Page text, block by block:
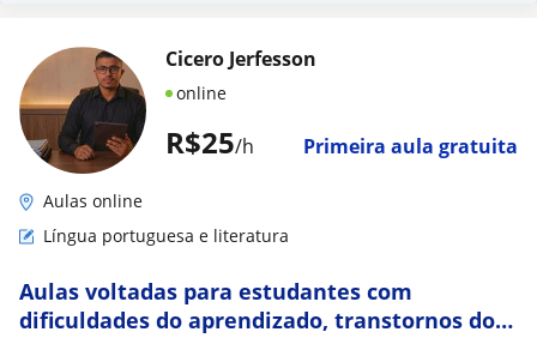
R$25/h Primeira aula gratuita
Cicero Jerfesson
online
Aulas online
Língua portuguesa e literatura
Aulas voltadas para estudantes com
dificuldades do aprendizado, transtornos do